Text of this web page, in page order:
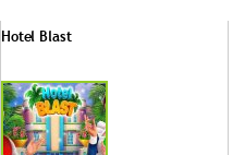
Hotel Blast